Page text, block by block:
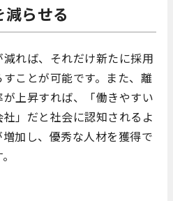
らせる
れば、それだけ新たに採用
ことが可能です。また、離
上昇すれば、「働きやすい
」だと社会に認知されるよ
加し、優秀な人材を獲得で